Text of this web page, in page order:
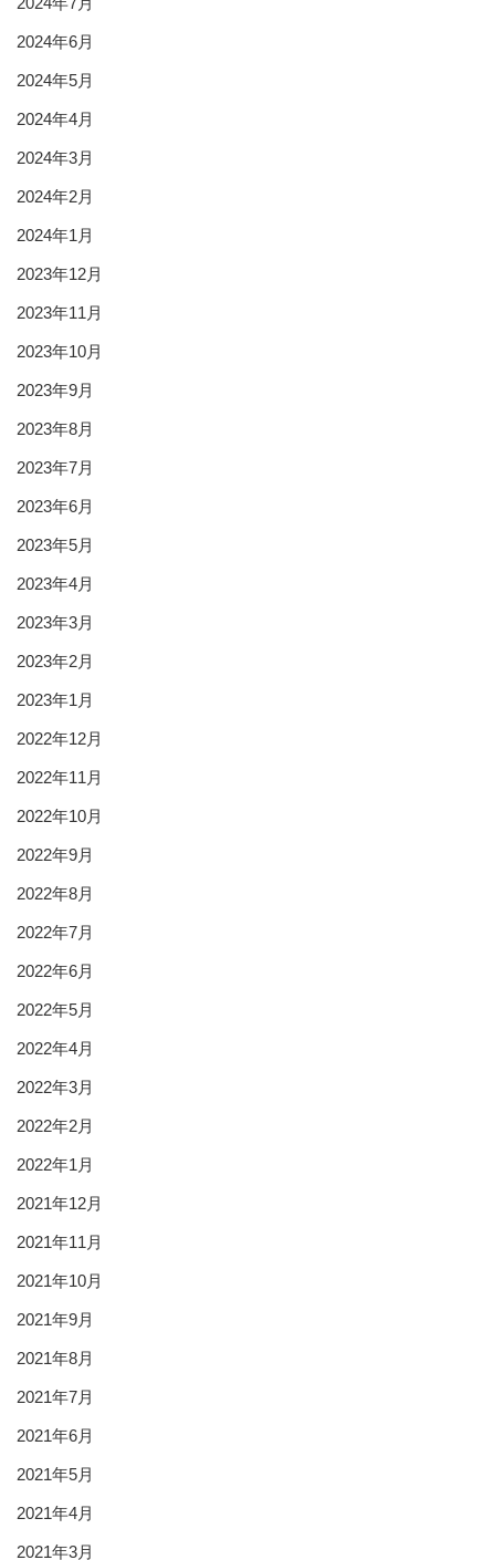
2024年6月
2024年5月
2024年4月
2024年3月
2024年2月
2024年1月
2023年12月
2023年11月
2023年10月
2023年9月
2023年8月
2023年7月
2023年6月
2023年5月
2023年4月
2023年3月
2023年2月
2023年1月
2022年12月
2022年11月
2022年10月
2022年9月
2022年8月
2022年7月
2022年6月
2022年5月
2022年4月
2022年3月
2022年2月
2022年1月
2021年12月
2021年11月
2021年10月
2021年9月
2021年8月
2021年7月
2021年6月
2021年5月
2021年4月
2021年3月